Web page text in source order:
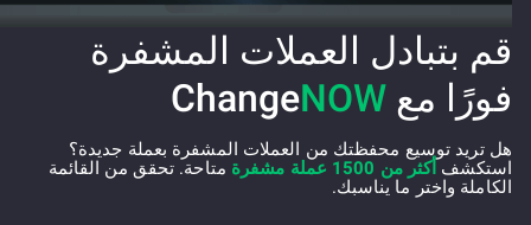
قم بتبادل العملات المشفرة
فورًا مع Change NOW
هل تريد توسيع محفظتك من العملات المشفرة بعملة جديدة؟
استكشف أكثر من 1500 عملة مشفرة
متاحة. تحقق من القائمة
الكاملة واختر ما يناسبك.